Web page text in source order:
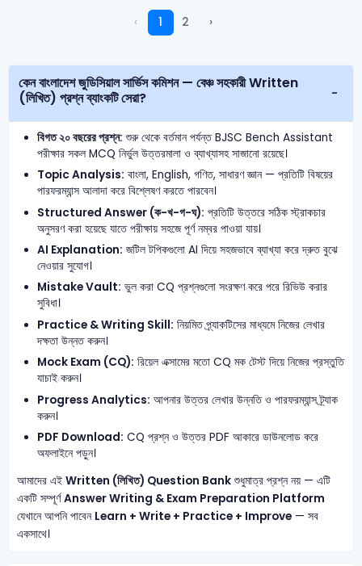
‹ 1 2 ›
কেন বাংলাদেশ জুডিসিয়াল সার্ভিস কমিশন — বেঞ্চ সহকারী Written
(লিখিত) প্রশ্ন ব্যাংকটি সেরা?
বিগত ২০ বছরের প্রশ্ন: শুরু থেকে বর্তমান পর্যন্ত BJSC Bench Assistant
পরীক্ষার সকল MCQ নির্ভুল উত্তরমালা ও ব্যাখ্যাসহ সাজানো রয়েছে।
Topic Analysis: বাংলা, English, গণিত, সাধারণ জ্ঞান — প্রতিটি বিষয়ের
পারফরম্যান্স আলাদা করে বিশ্লেষণ করতে পারবেন।
Structured Answer (ক-খ-গ-ঘ): প্রতিটি উত্তরে সঠিক স্ট্রাকচার
অনুসরণ করা হয়েছে যাতে পরীক্ষায় সহজে পূর্ণ নম্বর পাওয়া যায়।
AI Explanation: জটিল টপিকগুলো AI দিয়ে সহজভাবে ব্যাখ্যা করে দ্রুত বুঝে
নেওয়ার সুযোগ।
Mistake Vault: ভুল করা CQ প্রশ্নগুলো সংরক্ষণ করে পরে রিভিউ করার
সুবিধা।
Practice & Writing Skill: নিয়মিত প্র্যাকটিসের মাধ্যমে নিজের লেখার
দক্ষতা উন্নত করুন।
Mock Exam (CQ): রিয়েল এক্সামের মতো CQ মক টেস্ট দিয়ে নিজের প্রস্তুতি
যাচাই করুন।
Progress Analytics: আপনার উত্তর লেখার উন্নতি ও পারফরম্যান্স ট্র্যাক
করুন।
PDF Download: CQ প্রশ্ন ও উত্তর PDF আকারে ডাউনলোড করে
অফলাইনে পড়ুন।
আমাদের এই Written (লিখিত) Question Bankশুধুমাত্র প্রশ্ন নয় — এটি
একটি সম্পূর্ণAnswer Writing & Exam Preparation Platform
যেখানে আপনি পাবেন Learn + Write + Practice + Improve— সব
একসাথে।